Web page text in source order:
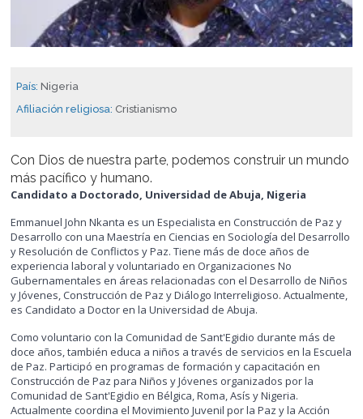
País:Nigeria
Afiliación religiosa: Cristianismo
Con Dios de nuestra parte, podemos construir un mundo
más pacífico y humano.
Candidato a Doctorado, Universidad de Abuja, Nigeria
Emmanuel John Nkanta es un Especialista en Construcción de Paz y
Desarrollo con una Maestría en Ciencias en Sociología del Desarrollo
y Resolución de Conflictos y Paz. Tiene más de doce años de
experiencia laboral y voluntariado en Organizaciones No
Gubernamentales en áreas relacionadas con el Desarrollo de Niños
y Jóvenes, Construcción de Paz y Diálogo Interreligioso. Actualmente,
es Candidato a Doctor en la Universidad de Abuja.
Como voluntario con la Comunidad de Sant'Egidio durante más de
doce años, también educa a niños a través de servicios en la Escuela
de Paz. Participó en programas de formación y capacitación en
Construcción de Paz para Niños y Jóvenes organizados por la
Comunidad de Sant'Egidio en Bélgica, Roma, Asís y Nigeria.
Actualmente coordina el Movimiento Juvenil por la Paz y la Acción